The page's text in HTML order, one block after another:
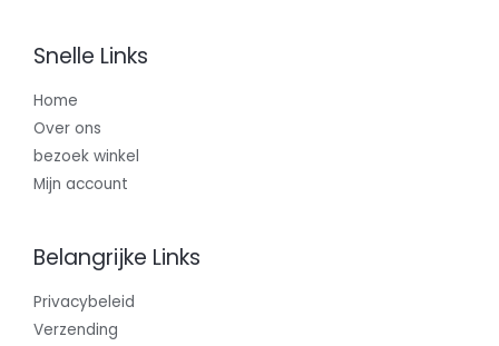
Snelle Links
Home
Over ons
bezoek winkel
Mijn account
Belangrijke Links
Privacybeleid
Verzending